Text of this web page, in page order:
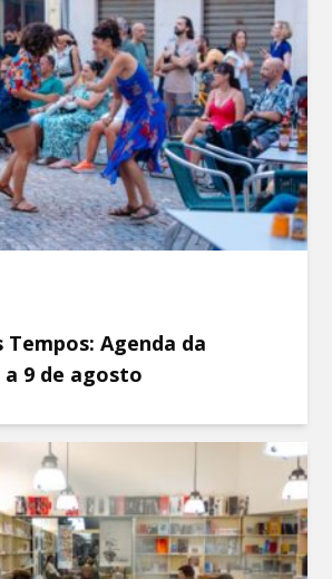
Tempos: Agenda da
a 9 de agosto